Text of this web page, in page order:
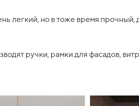
легкий, но в тоже время
ручки, рамки для фасадов,